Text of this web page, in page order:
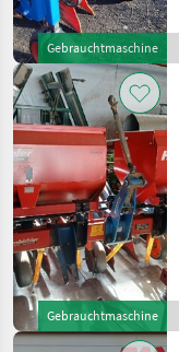
Gebrauchtmaschine
Gebrauchtmaschine